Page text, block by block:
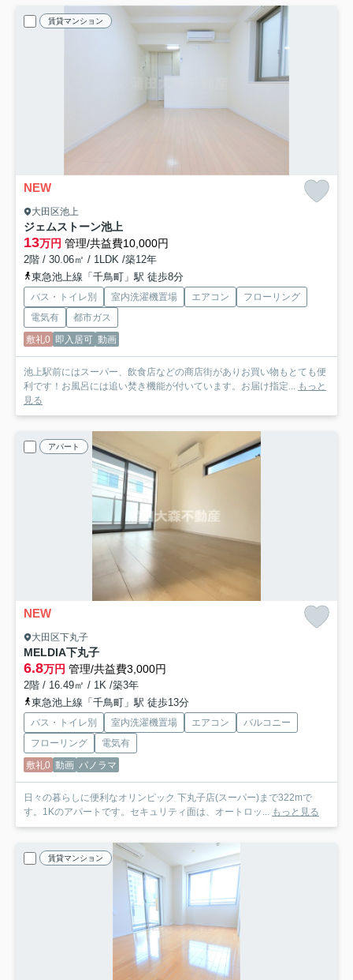
賃貸マンション
NEW
大田区池上
ジェムストーン池上
13万円 管理/共益費10,000円
2階 / 30.06㎡ / 1LDK /築12年
東急池上線「千鳥町」駅 徒歩8分
バス・トイレ別 室内洗濯機置場 エアコン
フローリング
電気有
都市ガス
敷礼0 即入居可 動画
池上駅前にはスーパー、飲食店などの商店街がありお買い物もとても便
利です！お風呂には追い焚き機能が付いています。お届け指定... もっと
見る
アパート
NEW
大田区下丸子
MELDIA下丸子
6.8万円 管理/共益費3,000円
2階 / 16.49㎡ / 1K /築3年
東急池上線「千鳥町」駅 徒歩13分
バス・トイレ別 室内洗濯機置場 エアコン
バルコニー
フローリング
電気有
敷礼0 動画 パノラマ
日々の暮らしに便利なオリンピック 下丸子店(スーパー)まで322mで
す。1Kのアパートです。セキュリティ面は、オートロッ... もっと見る
賃貸マンション